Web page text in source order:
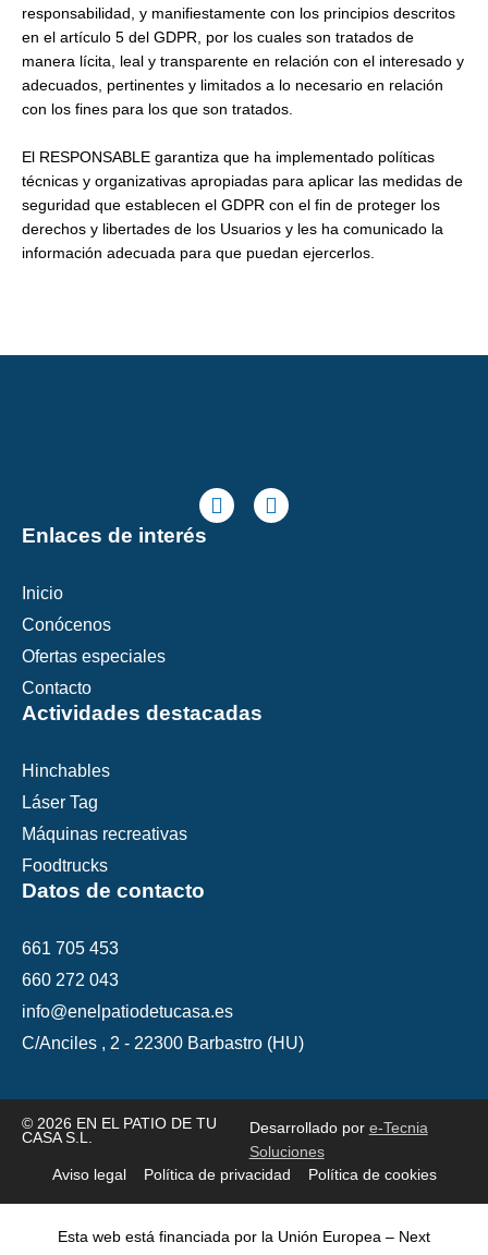
responsabilidad, y manifiestamente con los principios descritos
en el artículo 5 del GDPR, por los cuales son tratados de
manera lícita, leal y transparente en relación con el interesado y
adecuados, pertinentes y limitados a lo necesario en relación
con los fines para los que son tratados.
El RESPONSABLE garantiza que ha implementado políticas
técnicas y organizativas apropiadas para aplicar las medidas de
seguridad que establecen el GDPR con el fin de proteger los
derechos y libertades de los Usuarios y les ha comunicado la
información adecuada para que puedan ejercerlos.
a
c
n
s
Enlaces de interés
Inicio
Conócenos
Ofertas especiales
Contacto
Actividades destacadas
Hinchables
Láser Tag
Máquinas recreativas
Foodtrucks
Datos de contacto
661 705 453
660 272 043
info@enelpatiodetucasa.es
C/Anciles , 2 - 22300 Barbastro (HU)
© 2026 EN EL PATIO DE TU
CASA S.L.
Desarrollado por e-Tecnia
Soluciones
Aviso legal
Política de privacidad Política de cookies
Esta web está financiada por la Unión Europea – Next